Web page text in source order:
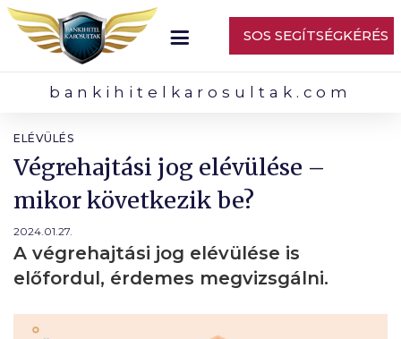
SOS SEGÍTSÉGKÉRÉS
bankihitelkarosultak.com
ELÉVÜLÉS
Végrehajtási jog elévülése –
mikor következik be?
2024.01.27.
A végrehajtási jog elévülése is
előfordul, érdemes megvizsgálni.